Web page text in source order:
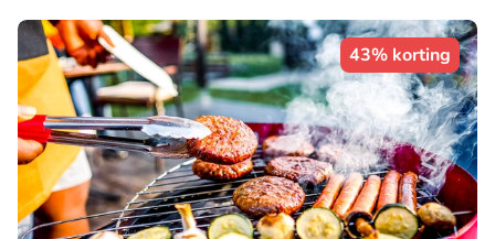
43% korting